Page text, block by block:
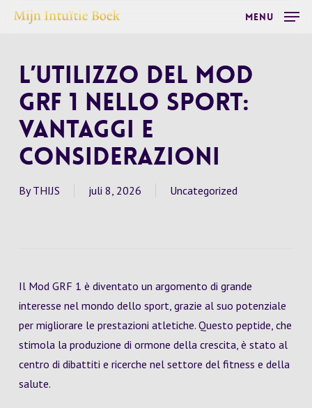
Skip
content
Menu
L’Utilizzo del Mod
GRF 1 nello Sport:
Vantaggi e
Considerazioni
By THIJS juli 8, 2026 Uncategorized
Il Mod GRF 1 è diventato un argomento di grande
interesse nel mondo dello sport, grazie al suo potenziale
per migliorare le prestazioni atletiche. Questo peptide, che
stimola la produzione di ormone della crescita, è stato al
centro di dibattiti e ricerche nel settore del fitness e della
salute.